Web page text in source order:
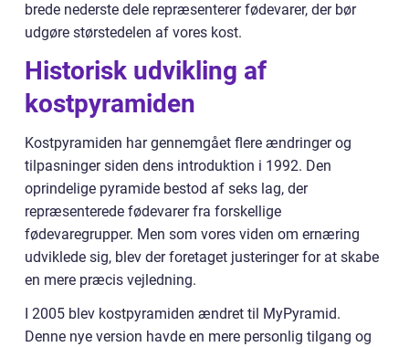
brede nederste dele repræsenterer fødevarer, der bør
udgøre størstedelen af vores kost.
Historisk udvikling af
kostpyramiden
Kostpyramiden har gennemgået flere ændringer og
tilpasninger siden dens introduktion i 1992. Den
oprindelige pyramide bestod af seks lag, der
repræsenterede fødevarer fra forskellige
fødevaregrupper. Men som vores viden om ernæring
udviklede sig, blev der foretaget justeringer for at skabe
en mere præcis vejledning.
I 2005 blev kostpyramiden ændret til MyPyramid.
Denne nye version havde en mere personlig tilgang og